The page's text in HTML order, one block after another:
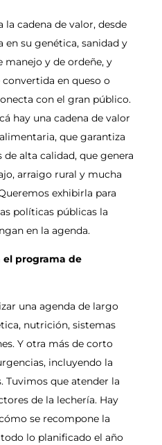
cadena de valor, desde
en su genética, sanidad y
manejo y de ordeñe, y
en queso o
con el gran público.
hay una cadena de valor
que garantiza
alta calidad, que genera
arraigo rural y mucha
exhibirla para
políticas públicas la
en la agenda.
el programa de
una agenda de largo
nutrición, sistemas
Y otra más de corto
incluyendo la
Tuvimos que atender la
de la lechería. Hay
se recompone la
lo planificado el año